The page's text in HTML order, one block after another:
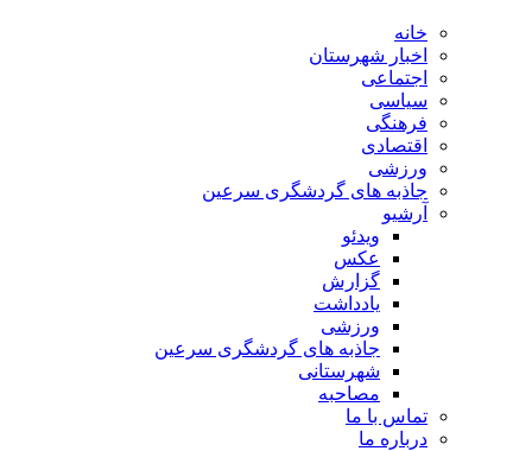
خانه
اخبار شهرستان
اجتماعی
سیاسی
فرهنگی
اقتصادی
ورزشی
جاذبه های گردشگری سرعین
آرشیو
ویدئو
عکس
گزارش
یادداشت
ورزشی
جاذبه های گردشگری سرعین
شهرستانی
مصاحبه
تماس با ما
درباره ما